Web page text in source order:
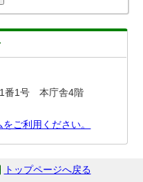
番1号 本庁舎4階
ご利用ください。
トップページへ戻る